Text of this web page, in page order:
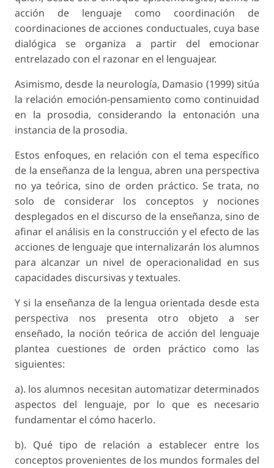
acción de lenguaje como coordinación de
coordinaciones de acciones conductuales, cuya base
dialógica se organiza a partir del emocionar
entrelazado con el razonar en el lenguajear.
Asimismo, desde la neurología, Damasio (1999) sitúa
la relación emoción-pensamiento como continuidad
en la prosodia, considerando la entonación una
instancia de la prosodia.
Estos enfoques, en relación con el tema específico
de la enseñanza de la lengua, abren una perspectiva
no ya teórica, sino de orden práctico. Se trata, no
solo de considerar los conceptos y nociones
desplegados en el discurso de la enseñanza, sino de
afinar el análisis en la construcción y el efecto de las
acciones de lenguaje que internalizarán los alumnos
para alcanzar un nivel de operacionalidad en sus
capacidades discursivas y textuales.
Y si la enseñanza de la lengua orientada desde esta
perspectiva nos presenta otro objeto a ser
enseñado, la noción teórica de acción del lenguaje
plantea cuestiones de orden práctico como las
siguientes:
a). los alumnos necesitan automatizar determinados
aspectos del lenguaje, por lo que es necesario
fundamentar el cómo hacerlo.
b). Qué tipo de relación a establecer entre los
conceptos provenientes de los mundos formales del